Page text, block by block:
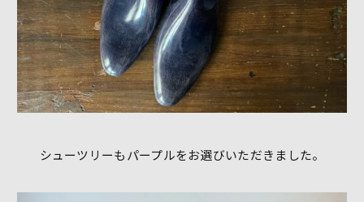
シューツリーもパープルをお選びいただきました。